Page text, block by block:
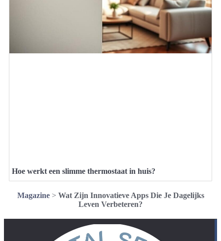
Hoe werkt een slimme thermostaat in huis?
Magazine> Wat Zijn Innovatieve Apps Die Je Dagelijks
Leven Verbeteren?